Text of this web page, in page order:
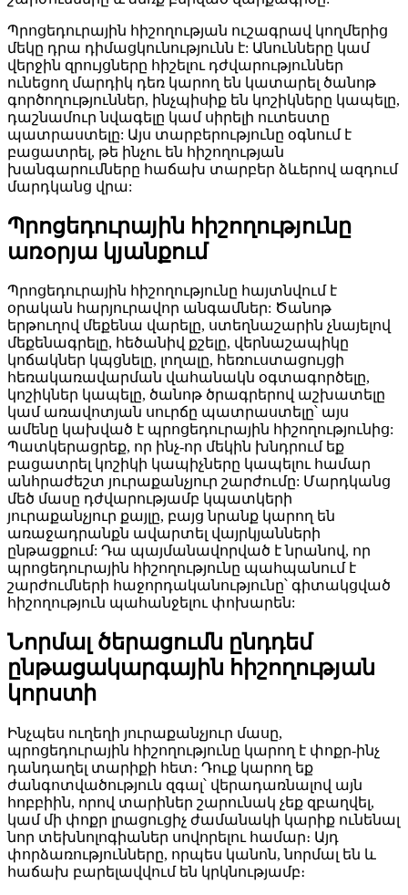
Պրոցեդուրային հիշողության ուշագրավ կողմերից
մեկը դրա դիմացկունությունն է: Անունները կամ
վերջին զրույցները հիշելու դժվարություններ
ունեցող մարդիկ դեռ կարող են կատարել ծանոթ
գործողություններ, ինչպիսիք են կոշիկները կապելը,
դաշնամուր նվագելը կամ սիրելի ուտեստը
պատրաստելը: Այս տարբերությունը օգնում է
բացատրել, թե ինչու են հիշողության
խանգարումները հաճախ տարբեր ձևերով ազդում
մարդկանց վրա:
Պրոցեդուրային հիշողությունը
առօրյա կյանքում
Պրոցեդուրային հիշողությունը հայտնվում է
օրական հարյուրավոր անգամներ: Ծանոթ
երթուղով մեքենա վարելը, ստեղնաշարին չնայելով
մեքենագրելը, հեծանիվ քշելը, վերնաշապիկը
կոճակներ կպցնելը, լողալը, հեռուստացույցի
հեռակառավարման վահանակն օգտագործելը,
կոշիկներ կապելը, ծանոթ ծրագրերով աշխատելը
կամ առավոտյան սուրճը պատրաստելը՝ այս
ամենը կախված է պրոցեդուրային հիշողությունից:
Պատկերացրեք, որ ինչ-որ մեկին խնդրում եք
բացատրել կոշիկի կապիչները կապելու համար
անհրաժեշտ յուրաքանչյուր շարժումը: Մարդկանց
մեծ մասը դժվարությամբ կպատկերի
յուրաքանչյուր քայլը, բայց նրանք կարող են
առաջադրանքն ավարտել վայրկյանների
ընթացքում: Դա պայմանավորված է նրանով, որ
պրոցեդուրային հիշողությունը պահպանում է
շարժումների հաջորդականությունը՝ գիտակցված
հիշողություն պահանջելու փոխարեն:
Նորմալ ծերացումն ընդդեմ
ընթացակարգային հիշողության
կորստի
Ինչպես ուղեղի յուրաքանչյուր մասը,
պրոցեդուրային հիշողությունը կարող է փոքր-ինչ
դանդաղել տարիքի հետ։ Դուք կարող եք
ժանգոտվածություն զգալ՝ վերադառնալով այն
հոբբիին, որով տարիներ շարունակ չեք զբաղվել,
կամ մի փոքր լրացուցիչ ժամանակի կարիք ունենալ
նոր տեխնոլոգիաներ սովորելու համար։ Այդ
փորձառությունները, որպես կանոն, նորմալ են և
հաճախ բարելավվում են կրկնությամբ։